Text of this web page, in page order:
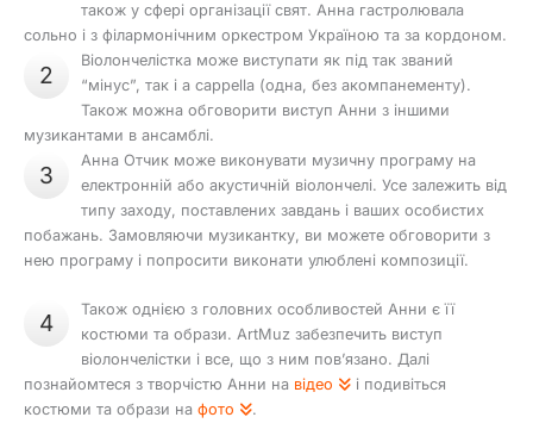
також у сфері організації свят. Анна гастролювала
сольно і з філармонічним оркестром Україною та за кордоном.
2
Віолончелістка може виступати як під так званий
“мінус”, так і a cappella (одна, без акомпанементу).
Також можна обговорити виступ Анни з іншими
музикантами в ансамблі.
3
Анна Отчик може виконувати музичну програму на
електронній або акустичній віолончелі. Усе залежить від
типу заходу, поставлених завдань і ваших особистих
побажань. Замовляючи музикантку, ви можете обговорити з
нею програму і попросити виконати улюблені композиції.
4
Також однією з головних особливостей Анни є її
костюми та образи. ArtMuz забезпечить виступ
віолончелістки і все, що з ним пов’язано. Далі
познайомтеся з творчістю Анни на відео
і подивіться
костюми та образи на фото .